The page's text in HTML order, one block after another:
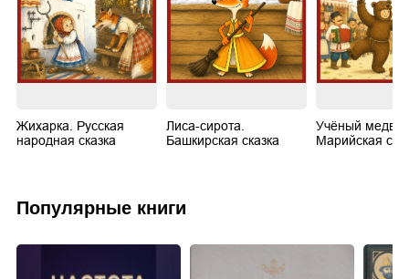
Жихарка. Русская
народная сказка
Лиса-сирота.
Башкирская сказка
Учёный
Марийская
Популярные книги